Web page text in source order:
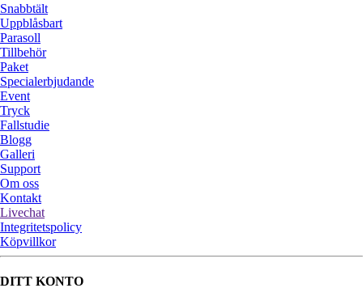
Snabbtält
Uppblåsbart
Parasoll
Tillbehör
Paket
Specialerbjudande
Event
Tryck
Fallstudie
Blogg
Galleri
Support
Om oss
Kontakt
Livechat
Integritetspolicy
Köpvillkor
DITT KONTO